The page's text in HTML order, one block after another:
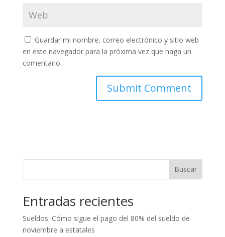
Guardar mi nombre, correo electrónico y sitio web
en este navegador para la próxima vez que haga un
comentario.
Buscar
Entradas recientes
Sueldos: Cómo sigue el pago del 80% del sueldo de
noviembre a estatales